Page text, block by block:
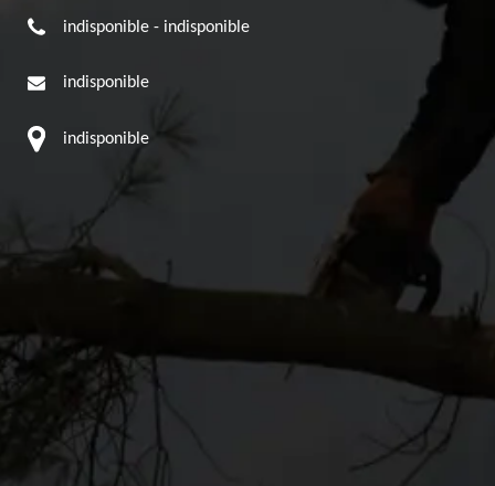
indisponible - indisponible
indisponible
indisponible